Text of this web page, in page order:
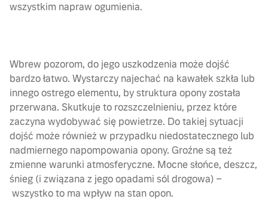
wszystkim napraw ogumienia.
Wbrew pozorom, do jego uszkodzenia może dojść
bardzo łatwo. Wystarczy najechać na kawałek szkła lub
innego ostrego elementu, by struktura opony została
przerwana. Skutkuje to rozszczelnieniu, przez które
zaczyna wydobywać się powietrze. Do takiej sytuacji
dojść może również w przypadku niedostatecznego lub
nadmiernego napompowania opony. Groźne są też
zmienne warunki atmosferyczne. Mocne słońce, deszcz,
śnieg (i związana z jego opadami sól drogowa) –
wszystko to ma wpływ na stan opon.